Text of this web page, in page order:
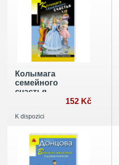
Колымага
семейного
счастья
152 Kč
K dispozici